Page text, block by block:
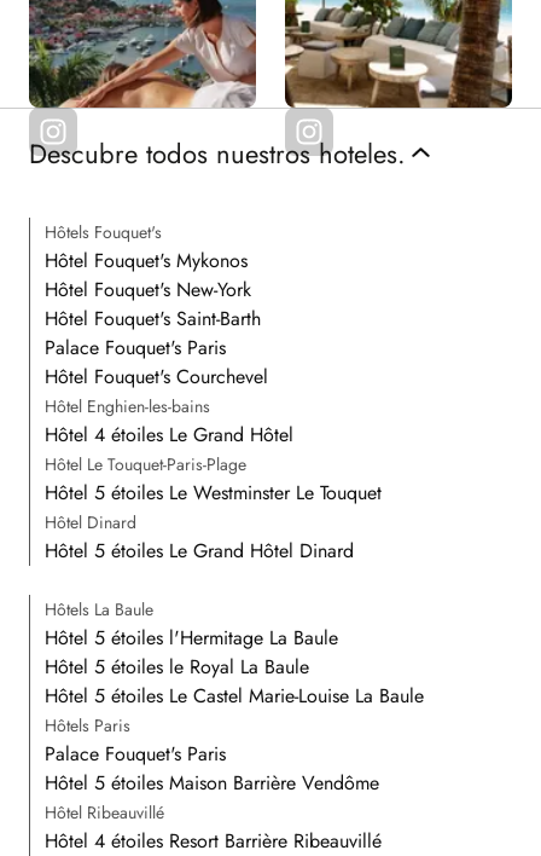
Descubre todos nuestros hoteles.
Hôtels Fouquet's
Hôtel Fouquet's Mykonos
Hôtel Fouquet's New-York
Hôtel Fouquet's Saint-Barth
Palace Fouquet's Paris
Hôtel Fouquet's Courchevel
Hôtel Enghien-les-bains
Hôtel 4 étoiles Le Grand Hôtel
Hôtel Le Touquet-Paris-Plage
Hôtel 5 étoiles Le Westminster Le Touquet
Hôtel Dinard
Hôtel 5 étoiles Le Grand Hôtel Dinard
Hôtels La Baule
Hôtel 5 étoiles l'Hermitage La Baule
Hôtel 5 étoiles le Royal La Baule
Hôtel 5 étoiles Le Castel Marie-Louise La Baule
Hôtels Paris
Palace Fouquet's Paris
Hôtel 5 étoiles Maison Barrière Vendôme
Hôtel Ribeauvillé
Hôtel 4 étoiles Resort Barrière Ribeauvillé